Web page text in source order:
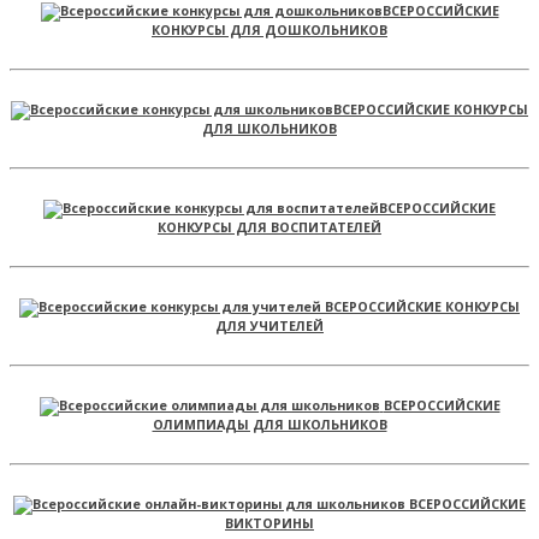
ВСЕРОССИЙСКИЕ
КОНКУРСЫ ДЛЯ ДОШКОЛЬНИКОВ
ВСЕРОССИЙСКИЕ КОНКУРСЫ
ДЛЯ ШКОЛЬНИКОВ
ВСЕРОССИЙСКИЕ
КОНКУРСЫ ДЛЯ ВОСПИТАТЕЛЕЙ
ВСЕРОССИЙСКИЕ КОНКУРСЫ
ДЛЯ УЧИТЕЛЕЙ
ВСЕРОССИЙСКИЕ
ОЛИМПИАДЫ ДЛЯ ШКОЛЬНИКОВ
ВСЕРОССИЙСКИЕ
ВИКТОРИНЫ